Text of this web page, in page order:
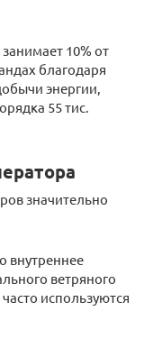
10% от
благодаря
энергии,
55 тис.
значительно
внутреннее
ветряного
используются